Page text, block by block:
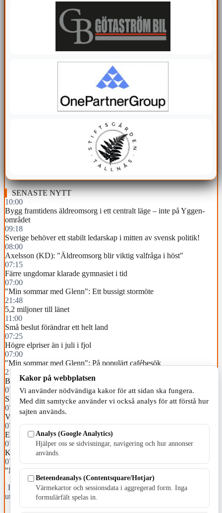
SENASTE NYTT
10:00
Bygg framtidens äldreomsorg i ett centralt läge – inte på Yggen-
området
09:18
Sverige behöver ett stabilt ledarskap i mitten av svensk politik!
08:00
Axelsson (KD): "Äldreomsorg blir viktig valfråga i höst"
07:15
Färre ungdomar klarade gymnasiet i tid
07:00
"Min sommar med Glenn": Ett bussigt stormöte
21:48
5,2 miljoner till länet
11:00
Små beslut förändrar ett helt land
07:25
Högre elpriser än i juli i fjol
07:00
"Min sommar med Glenn": På populärt cafébesök
21:26
Barn påkörd av buss i Taberg
07:36
Skillingarydsman åtalas för bidragsbrott
07:35
Varma dagar i sommarmånaderna
07:34
En något varmare juli än normalt
07:22
Komplikationer efter bäckenbottenskada under förlossning
07:00
"Min sommar med Glenn": En engagerad tur i terrängen
Fristående webbtidningsföretag grundat 1991 som sedan 2002 ger
ut tidningen Skillingaryd.nu och 2010 lanserades Värnamo.nu. Från
april 2026 omfattar Skillingaryd.nu tre kommuner: Gnosjö,
Kakor på webbplatsen
Vi använder nödvändiga kakor för att sidan ska fungera.
Med ditt samtycke använder vi också analys för att förstå hur
sajten används.
Analys (Google Analytics)
Hjälper oss se sidvisningar, navigering och hur annonser
används.
Beteendeanalys (Contentsquare/Hotjar)
Värmekartor och sessionsdata i aggregerad form. Inga
formulärfält spelas in.